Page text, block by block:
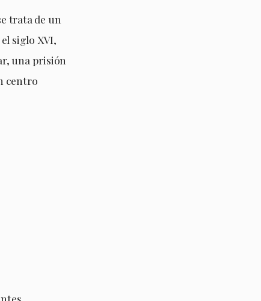
trata de un
siglo XVI,
una prisión
centro